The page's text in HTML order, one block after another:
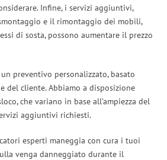
Infine, i servizi aggiuntivi,
e il rimontaggio dei mobili,
di sosta, possono aumentare il prezzo
preventivo personalizzato, basato
del cliente. Abbiamo a disposizione
che variano in base all’ampiezza del
aggiuntivi richiesti.
esperti maneggia con cura i tuoi
venga danneggiato durante il